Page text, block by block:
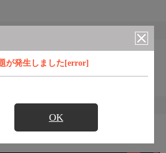
が発生しました[error]
OK
め番組